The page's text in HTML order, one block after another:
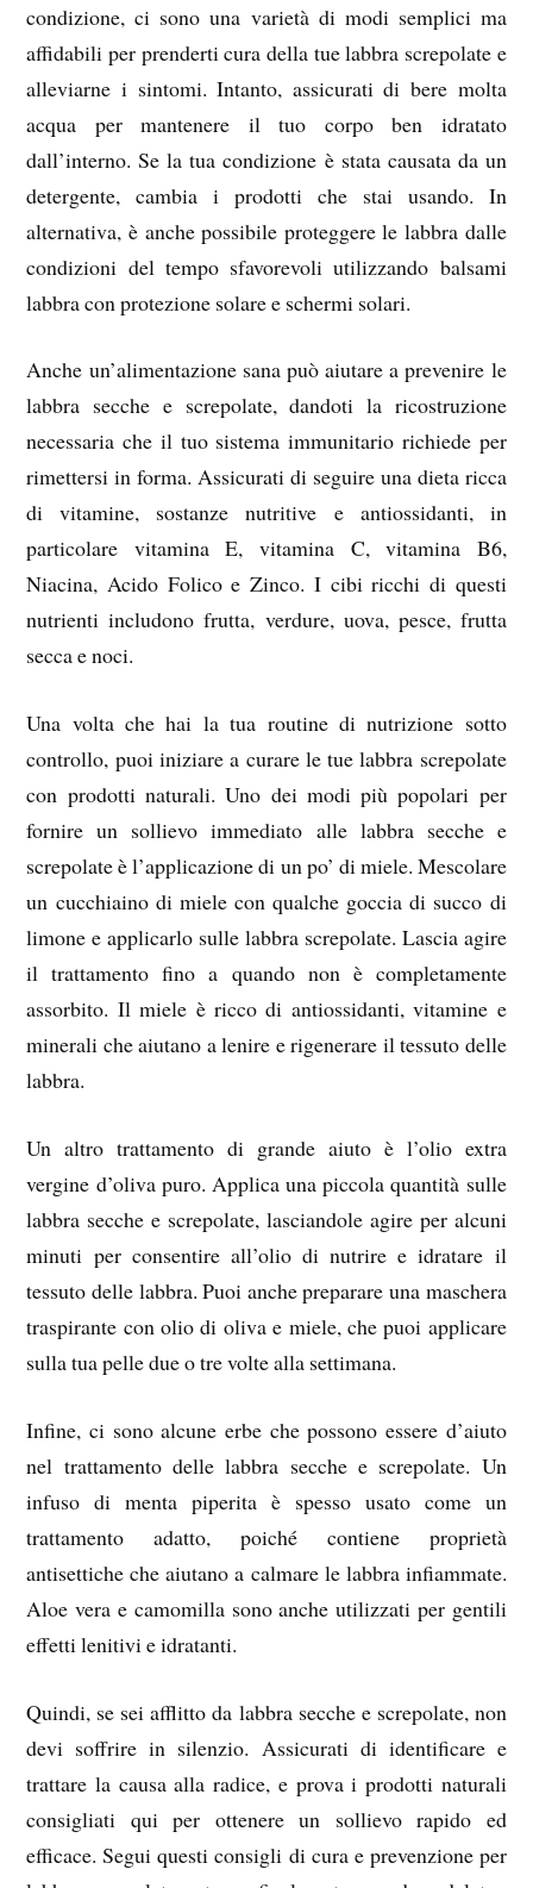
condizione, ci sono una varietà di modi semplici ma
affidabili per prenderti cura della tue labbra screpolate e
alleviarne i sintomi. Intanto, assicurati di bere molta
acqua per mantenere il tuo corpo ben idratato
dall’interno. Se la tua condizione è stata causata da un
detergente, cambia i prodotti che stai usando. In
alternativa, è anche possibile proteggere le labbra dalle
condizioni del tempo sfavorevoli utilizzando balsami
labbra con protezione solare e schermi solari.
Anche un’alimentazione sana può aiutare a prevenire le
labbra secche e screpolate, dandoti la ricostruzione
necessaria che il tuo sistema immunitario richiede per
rimettersi in forma. Assicurati di seguire una dieta ricca
di vitamine, sostanze nutritive e antiossidanti, in
particolare vitamina E, vitamina C, vitamina B6,
Niacina, Acido Folico e Zinco. I cibi ricchi di questi
nutrienti includono frutta, verdure, uova, pesce, frutta
secca e noci.
Una volta che hai la tua routine di nutrizione sotto
controllo, puoi iniziare a curare le tue labbra screpolate
con prodotti naturali. Uno dei modi più popolari per
fornire un sollievo immediato alle labbra secche e
screpolate è l’applicazione di un po’ di miele. Mescolare
un cucchiaino di miele con qualche goccia di succo di
limone e applicarlo sulle labbra screpolate. Lascia agire
il trattamento fino a quando non è completamente
assorbito. Il miele è ricco di antiossidanti, vitamine e
minerali che aiutano a lenire e rigenerare il tessuto delle
labbra.
Un altro trattamento di grande aiuto è l’olio extra
vergine d’oliva puro. Applica una piccola quantità sulle
labbra secche e screpolate, lasciandole agire per alcuni
minuti per consentire all’olio di nutrire e idratare il
tessuto delle labbra. Puoi anche preparare una maschera
traspirante con olio di oliva e miele, che puoi applicare
sulla tua pelle due o tre volte alla settimana.
Infine, ci sono alcune erbe che possono essere d’aiuto
nel trattamento delle labbra secche e screpolate. Un
infuso di menta piperita è spesso usato come un
trattamento adatto, poiché contiene proprietà
antisettiche che aiutano a calmare le labbra infiammate.
Aloe vera e camomilla sono anche utilizzati per gentili
effetti lenitivi e idratanti.
Quindi, se sei afflitto da labbra secche e screpolate, non
devi soffrire in silenzio. Assicurati di identificare e
trattare la causa alla radice, e prova i prodotti naturali
consigliati qui per ottenere un sollievo rapido ed
efficace. Segui questi consigli di cura e prevenzione per